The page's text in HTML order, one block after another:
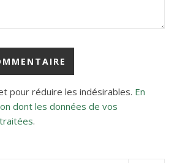
pour réduire les indésirables. En
dont les données de vos
.